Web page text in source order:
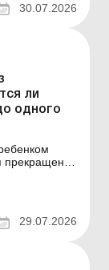
30.07.2026
ли
одного
прекращения
отпуск на
детей от
29.07.2026